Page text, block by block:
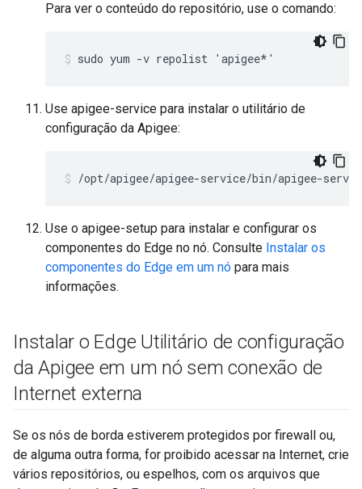
Para ver o conteúdo do repositório, use o comando:
sudo yum -v repolist 'apigee*'
Use apigee-service para instalar o utilitário de
configuração da Apigee:
/opt/apigee/apigee-service/bin/apigee-
Use o apigee-setup para instalar e configurar os
componentes do Edge no nó. Consulte Instalar os
componentes do Edge em um nó para mais
informações.
Instalar o Edge Utilitário de configuração
da Apigee em um nó sem conexão de
Internet externa
Se os nós de borda estiverem protegidos por firewall ou,
de alguma outra forma, for proibido acessar na Internet, crie
vários repositórios, ou espelhos, com os arquivos que